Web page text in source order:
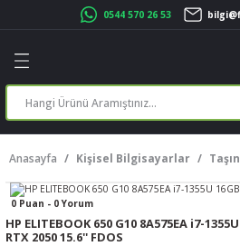
0544 570 26 53
Geri Dön
Geri Dön
Geri Dön
Yazıcı
Geri Dön
Geri Dön
Geri Dön
Geri Dön
Geri Dön
Anasayfa Kişisel Bilgisayarlar
0 Puan - 0 Yorum
HP ELITEBOOK 650 G10 8A575EA i7-
RTX 2050 15.6'' FDOS